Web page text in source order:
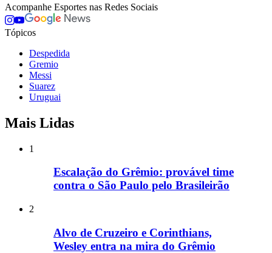
Acompanhe Esportes nas Redes Sociais
Tópicos
Despedida
Gremio
Messi
Suarez
Uruguai
Mais Lidas
1
Escalação do Grêmio: provável time
contra o São Paulo pelo Brasileirão
2
Alvo de Cruzeiro e Corinthians,
Wesley entra na mira do Grêmio